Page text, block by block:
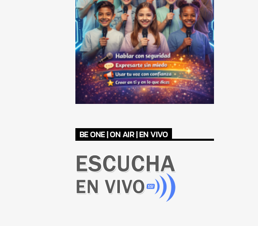
BE ONE | ON AIR | EN VIVO